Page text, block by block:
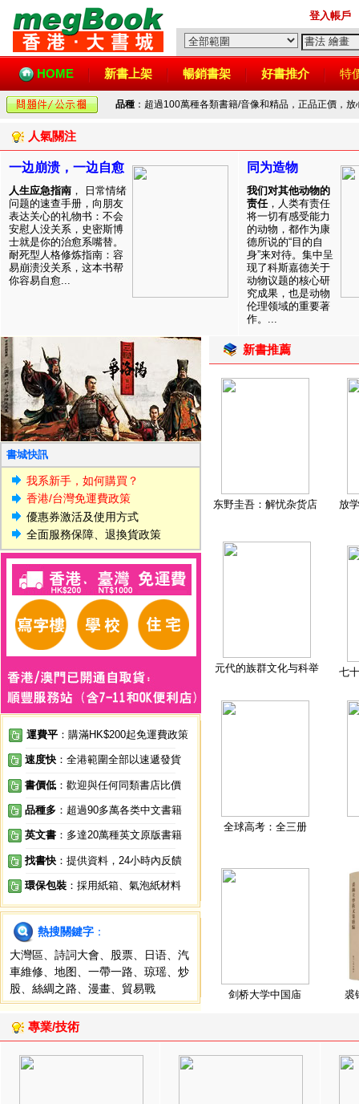
登入帳戶
HOME 新書上架 暢銷書架 好書推介 特
品種 ：超過100萬種各類書籍/音像和精品，正品正價，
人氣關注
一边崩溃，一边自愈
人生应急指南 ， 日常情绪
问题的速查手册，向朋友
表达关心的礼物书：不会
安慰人没关系，史密斯博
士就是你的治愈系嘴替。
耐死型人格修炼指南：容
易崩溃没关系，这本书帮
你容易自愈...
同为造物
我们对其他动物的
责任，人类有责任
将一切有感受能力
的动物，都作为康
德所说的“目的自
身”来对待。集中呈
现了科斯嘉德关于
动物议题的核心研
究成果，也是动物
伦理领域的重要著
作。...
書城快訊
我系新手，如何購買？
香港/台灣免運費政策
優惠券激活及使用方式
全面服務保障、退換貨政策
運費平 ：購滿HK$200起免運費政策
速度快 ：全港範圍全部以速遞發貨
書價低 ：歡迎與任何同類書店比價
品種多 ：超過90多萬各类中文書籍
英文書 ：多達20萬種英文原版書籍
找書快 ：提供資料，24小時內反饋
環保包裝 ：採用紙箱、氣泡紙材料
熱搜關鍵字 ：
大灣區
詩詞大會 股票 日语
汽
車維修
地图 一帶一路 琼瑶
炒
股
絲綢之路 漫畫 貿易戰
新書推薦
东野圭吾：解忧杂货店 放
元代的族群文化与科举 七
全球高考：全三册
剑桥大学中国庙 裘
專業/技術